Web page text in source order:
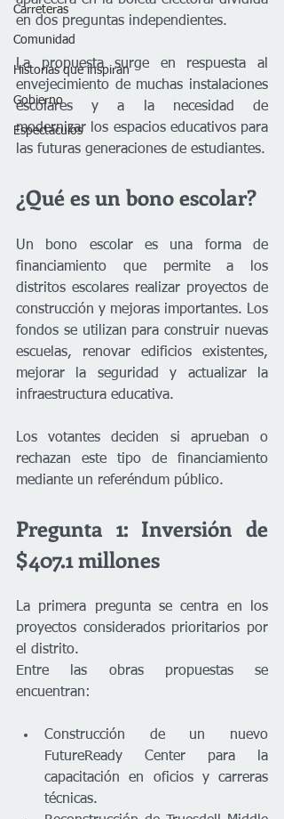
Carreteras
Comunidad
Historias que inspiran
Gobierno
Espectáculos
en dos preguntas independientes.
La propuesta surge en respuesta al
envejecimiento de muchas instalaciones
escolares y a la necesidad de
modernizar los espacios educativos para
las futuras generaciones de estudiantes.
¿Qué es un bono escolar?
Un bono escolar es una forma de
financiamiento que permite a los
distritos escolares realizar proyectos de
construcción y mejoras importantes. Los
fondos se utilizan para construir nuevas
escuelas, renovar edificios existentes,
mejorar la seguridad y actualizar la
infraestructura educativa.
Los votantes deciden si aprueban o
rechazan este tipo de financiamiento
mediante un referéndum público.
Pregunta 1: Inversión de
$407.1 millones
La primera pregunta se centra en los
proyectos considerados prioritarios por
el distrito.
Entre las obras propuestas se
encuentran:
Construcción de un nuevo
FutureReady Center para la
capacitación en oficios y carreras
técnicas.